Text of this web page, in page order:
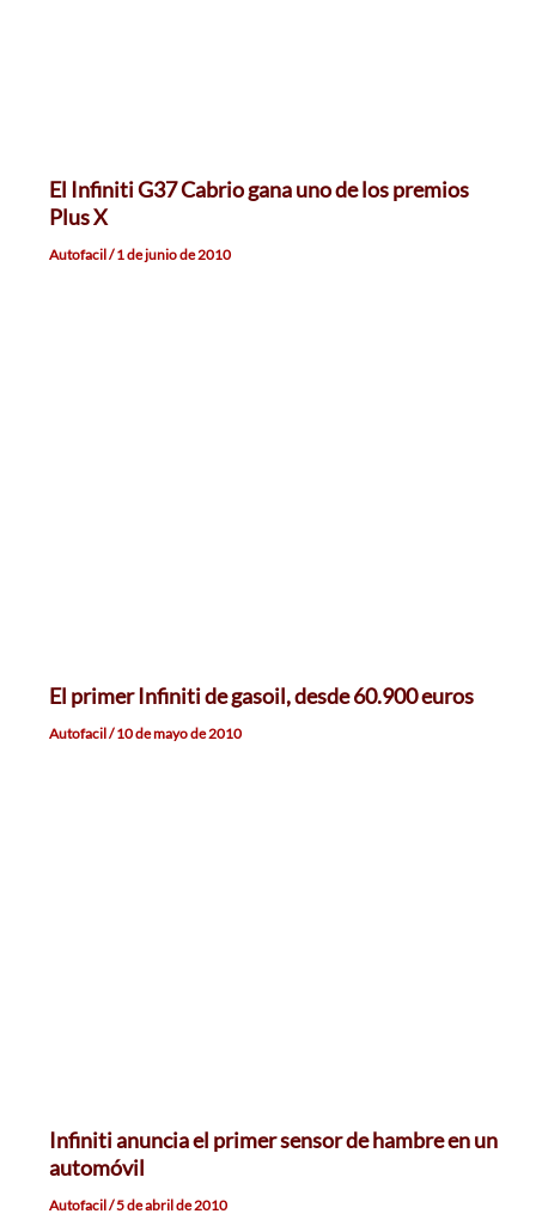
El Infiniti G37 Cabrio gana uno de los premios
Plus X
Autofacil/1 de junio de 2010
El primer Infiniti de gasoil, desde 60.900 euros
Autofacil/10 de mayo de 2010
Infiniti anuncia el primer sensor de hambre en un
automóvil
Autofacil/5 de abril de 2010